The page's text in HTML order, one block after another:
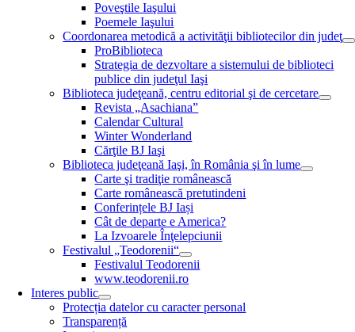
Poveştile Iaşului
Poemele Iaşului
Coordonarea metodică a activităţii bibliotecilor din judeţ
ProBiblioteca
Strategia de dezvoltare a sistemului de biblioteci
publice din judeţul Iaşi
Biblioteca judeţeană, centru editorial şi de cercetare
Revista „Asachiana”
Calendar Cultural
Winter Wonderland
Cărţile BJ Iaşi
Biblioteca judeţeană Iaşi, în România şi în lume
Carte şi tradiţie românească
Carte românească pretutindeni
Conferințele BJ Iași
Cât de departe e America?
La Izvoarele Înţelepciunii
Festivalul „Teodorenii“
Festivalul Teodorenii
www.teodorenii.ro
Interes public
Protecția datelor cu caracter personal
Transparență